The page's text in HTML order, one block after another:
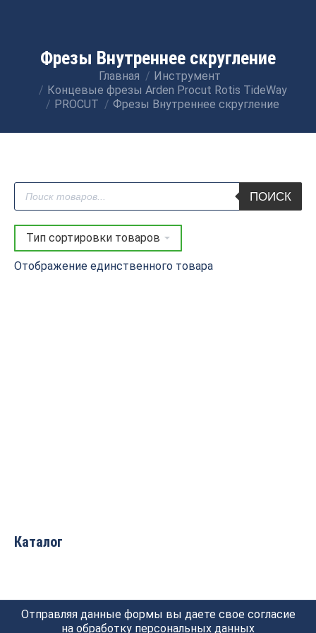
Фрезы Внутреннее скругление
Главная
Инструмент
Концевые фрезы Arden Procut Rotis TideWay
PROCUT
Фрезы Внутреннее скругление
Поиск
товаров
ПОИСК
Отображение единственного товара
Каталог
Отправляя данные формы вы даете свое согласие
на обработку персональных данных